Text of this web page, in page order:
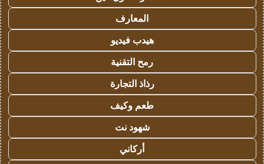
المعارف
هيدب فيديو
رمح التقنية
رذاذ التجارة
طعم وكيف
شهود نت
أركاني